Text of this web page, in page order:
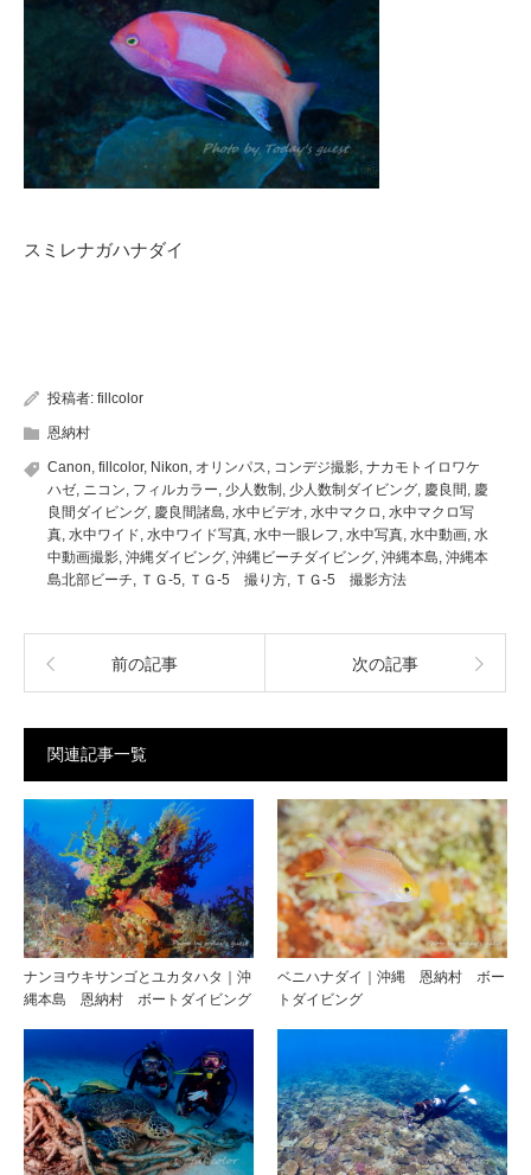
スミレナガハナダイ
投稿者: fillcolor
恩納村
Canon fillcolor, Nikon オリンパス コンデジ撮影 ナカモトイロワケ
ハゼ ニコン フィルカラー 少人数制 少人数制ダイビング 慶良間 慶
良間ダイビング 慶良間諸島 水中ビデオ 水中マクロ 水中マクロ写
真 水中ワイド 水中ワイド写真 水中一眼レフ 水中写真 水中動画 水
中動画撮影 沖縄ダイビング 沖縄ビーチダイビング 沖縄本島 沖縄本
島北部ビーチ
ＴＧ-5 ＴＧ-5 撮り方 ＴＧ-5 撮影方法
前の記事 次の記事
関連記事一覧
ナンヨウキサンゴとユカタハタ｜沖
縄本島 恩納村 ボートダイビング
ベニハナダイ｜沖縄 恩納村 ボー
トダイビング